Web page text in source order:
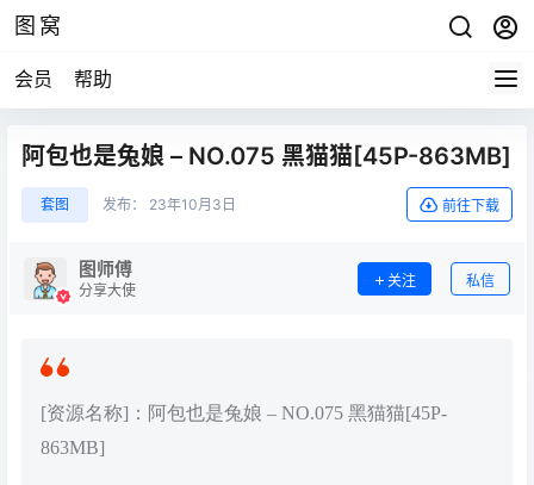
图窝
会员 帮助
阿包也是兔娘 – NO.075 黑猫猫[45P-863MB]
套图 发布： 23年10月3日 前往下载
图师傅
分享大使
关注 私信
[资源名称]：阿包也是兔娘 – NO.075 黑猫猫[45P-
863MB]